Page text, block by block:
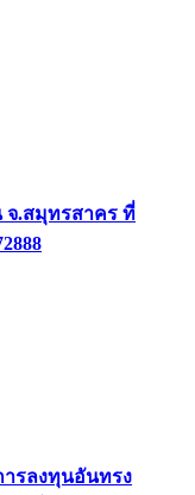
จ.สมุทรสาคร ที่
รลงทุนอันทรง